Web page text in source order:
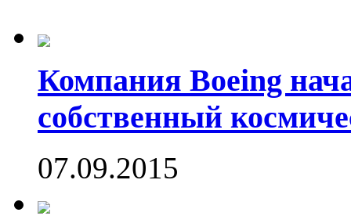
Компания Boeing
собственный
07.09.2015